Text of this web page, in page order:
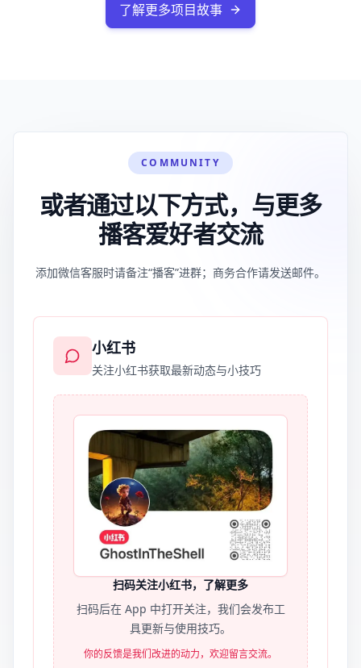
了解更多项目故事
COMMUNITY
或者通过以下方式，与更多
播客爱好者交流
添加微信客服时请备注“播客”进群；商务合作请发送邮件。
小红书
关注小红书获取最新动态与小技巧
扫码关注小红书，了解更多
扫码后在 App 中打开关注，我们会发布工
具更新与使用技巧。
你的反馈是我们改进的动力，欢迎留言交流。